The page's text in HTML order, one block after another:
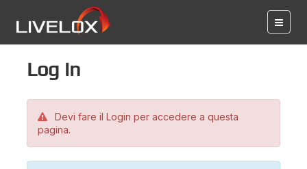
Log in
Devi fare il Login per accedere a questa
pagina.